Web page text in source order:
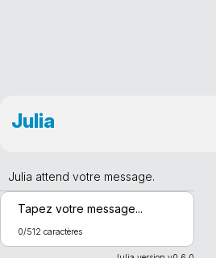
Julia
Julia attend votre message.
0/512 caractères